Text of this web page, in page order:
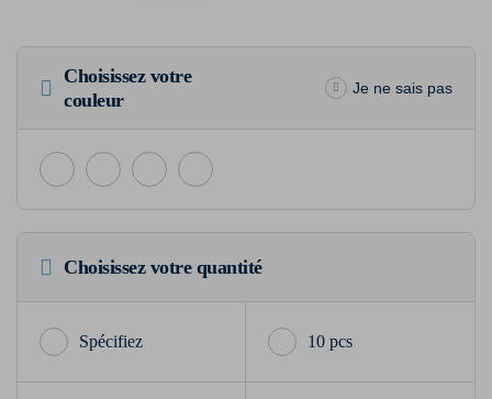
Choisissez votre
couleur
Je ne sais pas
Choisissez votre quantité
10 pcs